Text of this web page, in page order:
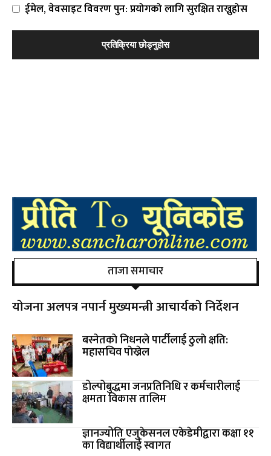
ईमेल, वेवसाइट विवरण पुन: प्रयोगको लागि सुरक्षित राख्नुहोस
ताजा समाचार
योजना अलपत्र नपार्न मुख्यमन्त्री आचार्यको निर्देशन
बस्नेतकाे निधनले पार्टीलाई ठुलाे क्षति:
महासचिव पाेख्रेल
डोल्पोबुद्धमा जनप्रतिनिधि र कर्मचारीलाई
क्षमता विकास तालिम
ज्ञानज्योति एजुकेसनल एकेडेमीद्वारा कक्षा ११
का विद्यार्थीलाई स्वागत